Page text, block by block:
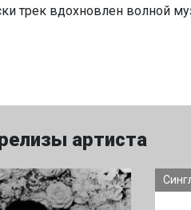
трек вдохновлен волной
артиста